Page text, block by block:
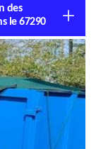
des
le 67290